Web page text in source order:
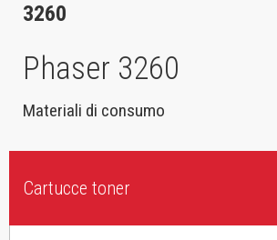
3260
Phaser 3260
Materiali di consumo
Cartucce toner